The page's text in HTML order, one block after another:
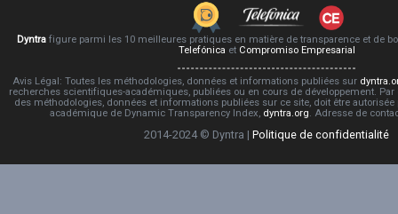
Dyntra figure parmi les 10 meilleures pratiques en matière de transparence et de
Telefónica et Compromiso Empresarial
Avis Légal: Toutes les méthodologies, données et informations publiées sur
recherches scientifiques-académiques, publiées ou en cours de développement.
des méthodologies, données et informations publiées sur ce site, doit être
académique de Dynamic Transparency Index, dyntra.org. Adresse de
2014-2024 © Dyntra | Politique de confidentialité